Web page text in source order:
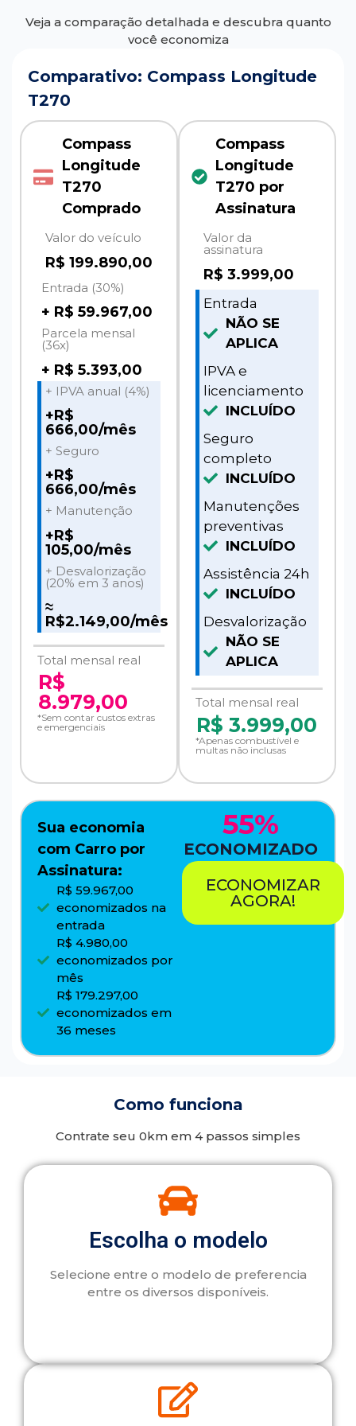
Veja a comparação detalhada e descubra quanto
você economiza
Comparativo: Compass Longitude
T270
Compass
Longitude
T270
Comprado
Valor do veículo
R$ 199.890,00
Entrada (30%)
+ R$ 59.967,00
Parcela mensal
(36x)
+ R$ 5.393,00
+ IPVA anual (4%)
+R$
666,00/mês
+ Seguro
+R$
666,00/mês
+ Manutenção
+R$
105,00/mês
+ Desvalorização
(20% em 3 anos)
≈
R$2.149,00/mês
Total mensal real
R$
8.979,00
*Sem contar custos extras
e emergenciais
Compass
Longitude
T270 por
Assinatura
Valor da
assinatura
R$ 3.999,00
Entrada
NÃO SE
APLICA
IPVA e
licenciamento
INCLUÍDO
Seguro
completo
INCLUÍDO
Manutenções
preventivas
INCLUÍDO
Assistência 24h
INCLUÍDO
Desvalorização
NÃO SE
APLICA
Total mensal real
R$ 3.999,00
*Apenas combustível e
multas não inclusas
Sua economia
com Carro por
Assinatura:
R$ 59.967,00
economizados na
entrada
R$ 4.980,00
economizados por
mês
R$ 179.297,00
economizados em
36 meses
55%
ECONOMIZADO
ECONOMIZAR
AGORA!
Como funciona
Contrate seu 0km em 4 passos simples
Escolha o modelo
Selecione entre o modelo de preferencia
entre os diversos disponíveis.